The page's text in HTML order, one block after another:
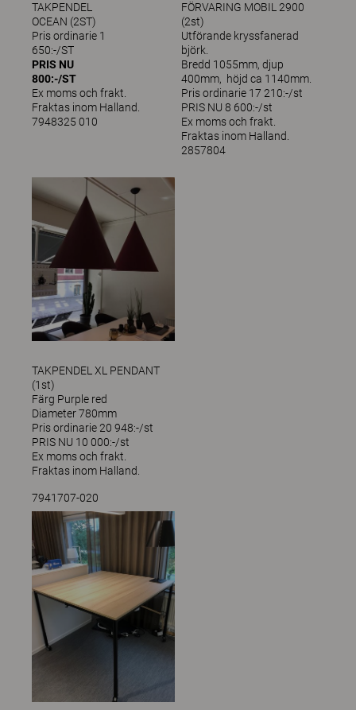
TAKPENDEL
Pris ordinarie 1
PRIS NU
800:-/ST
Ex moms och frakt.
Fraktas inom Halland.
7948325 010
FÖRVARING MOBIL 2900
(2st)
Utförande kryssfanerad
björk.
Bredd 1055mm, djup
400mm, höjd ca 1140mm.
Pris ordinarie 17 210:-/st
PRIS NU 8 600:-/st
Ex moms och frakt.
Fraktas inom Halland.
2857804
TAKPENDEL XL PENDANT
(1st)
Färg Purple red
Diameter 780mm
Pris ordinarie 20 948:-/st
PRIS NU 10 000:-/st
Ex moms och frakt.
Fraktas inom Halland.
7941707-020